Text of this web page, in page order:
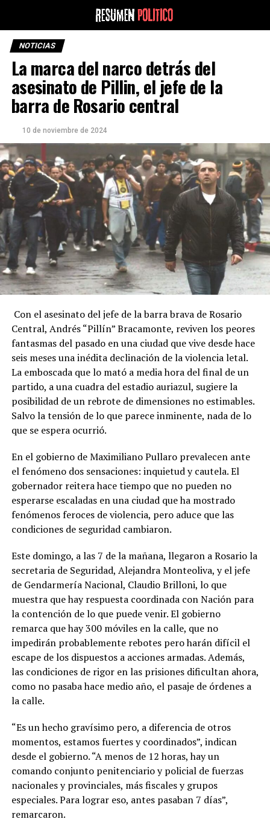
NOTICIAS
La marca del narco detrás del
asesinato de Pillin, el jefe de la
barra de Rosario central
10 de noviembre de 2024
Con el asesinato del jefe de la barra brava de Rosario
Central, Andrés “Pillín” Bracamonte, reviven los peores
fantasmas del pasado en una ciudad que vive desde hace
seis meses una inédita declinación de la violencia letal.
La emboscada que lo mató a media hora del final de un
partido, a una cuadra del estadio auriazul, sugiere la
posibilidad de un rebrote de dimensiones no estimables.
Salvo la tensión de lo que parece inminente, nada de lo
que se espera ocurrió.
En el gobierno de Maximiliano Pullaro prevalecen ante
el fenómeno dos sensaciones: inquietud y cautela. El
gobernador reitera hace tiempo que no pueden no
esperarse escaladas en una ciudad que ha mostrado
fenómenos feroces de violencia, pero aduce que las
condiciones de seguridad cambiaron.
Este domingo, a las 7 de la mañana, llegaron a Rosario la
secretaria de Seguridad, Alejandra Monteoliva, y el jefe
de Gendarmería Nacional, Claudio Brilloni, lo que
muestra que hay respuesta coordinada con Nación para
la contención de lo que puede venir. El gobierno
remarca que hay 300 móviles en la calle, que no
impedirán probablemente rebotes pero harán difícil el
escape de los dispuestos a acciones armadas. Además,
las condiciones de rigor en las prisiones dificultan ahora,
como no pasaba hace medio año, el pasaje de órdenes a
la calle.
“Es un hecho gravísimo pero, a diferencia de otros
momentos, estamos fuertes y coordinados”, indican
desde el gobierno. “A menos de 12 horas, hay un
comando conjunto penitenciario y policial de fuerzas
nacionales y provinciales, más fiscales y grupos
especiales. Para lograr eso, antes pasaban 7 días”,
remarcaron.